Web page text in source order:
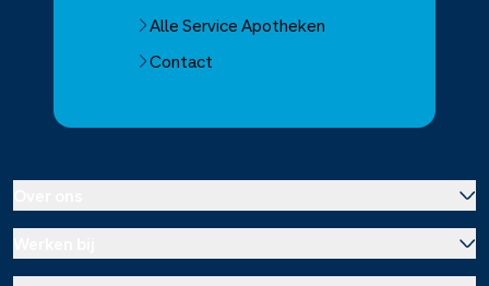
Alle Service Apotheken
Contact